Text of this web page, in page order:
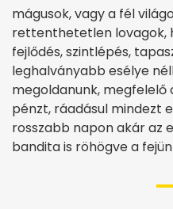
mágusok, vagy a fél
rettenthetetlen lovagok,
fejlődés, szintlépés,
leghalványabb esélye
megoldanunk, megfelelő
pénzt, ráadásul mindezt
rosszabb napon akár az
bandita is röhögve a